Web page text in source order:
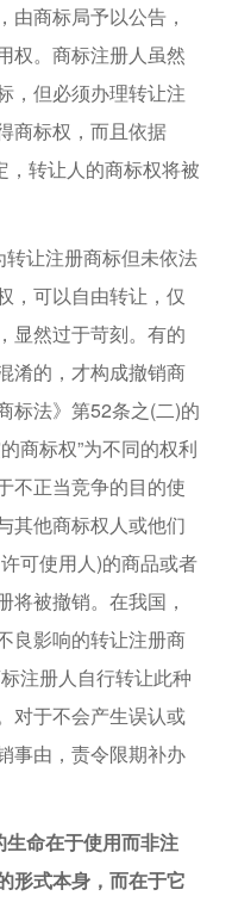
商标局予以公告，
权。商标注册人虽然
，但必须办理转让注
商标权，而且依据
，转让人的商标权将被
让注册商标但未依法
，可以自由转让，仅
显然过于苛刻。有的
淆的，才构成撤销商
标法》第52条之(二)的
商标权”为不同的权利
不正当竞争的目的使
其他商标权人或他们
可使用人)的商品或者
将被撤销。在我国，
良影响的转让注册商
注册人自行转让此种
对于不会产生误认或
事由，责令限期补办
命在于使用而非注
形式本身，而在于它